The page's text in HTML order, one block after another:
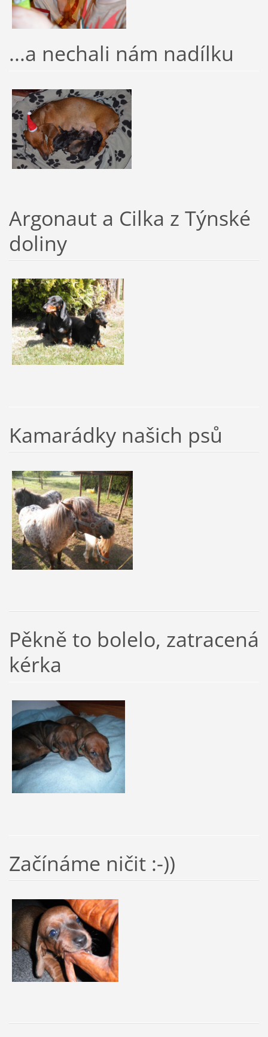
...a nechali nám nadílku
Argonaut a Cilka z Týnské
doliny
Kamarádky našich psů
Pěkně to bolelo, zatracená
kérka
Začínáme ničit :-))